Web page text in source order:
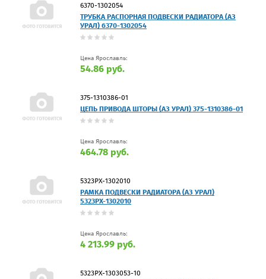
6370-1302054
ТРУБКА РАСПОРНАЯ ПОДВЕСКИ РАДИАТОРА (АЗ
УРАЛ) 6370-1302054
Цена Ярославль:
54.86 руб.
375-1310386-01
ЦЕПЬ ПРИВОДА ШТОРЫ (АЗ УРАЛ) 375-1310386-01
Цена Ярославль:
464.78 руб.
5323РХ-1302010
РАМКА ПОДВЕСКИ РАДИАТОРА (АЗ УРАЛ)
5323РХ-1302010
Цена Ярославль:
4 213.99 руб.
5323РХ-1303053-10